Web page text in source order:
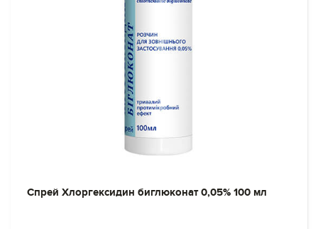
Спрей Хлоргексидин биглюконат 0,05% 100 мл